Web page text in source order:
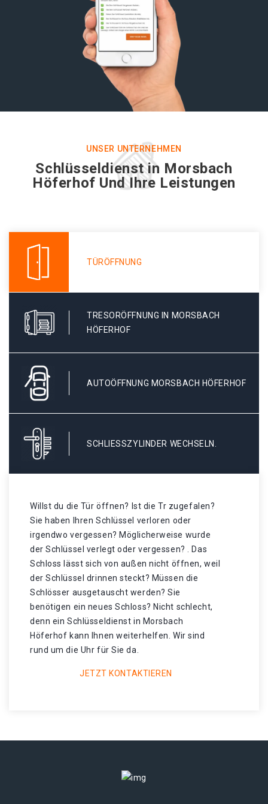
UNSER UNTERNEHMEN
Schlüsseldienst in Morsbach
Höferhof Und Ihre Leistungen
TÜRÖFFNUNG
TRESORÖFFNUNG IN MORSBACH
HÖFERHOF
AUTOÖFFNUNG MORSBACH HÖFERHOF
SCHLIESSZYLINDER WECHSELN.
Willst du die Tür öffnen? Ist die Tr zugefalen?
Sie haben Ihren Schlüssel verloren oder
irgendwo vergessen? Möglicherweise wurde
der Schlüssel verlegt oder vergessen? . Das
Schloss lässt sich von außen nicht öffnen, weil
der Schlüssel drinnen steckt? Müssen die
Schlösser ausgetauscht werden? Sie
benötigen ein neues Schloss? Nicht schlecht,
denn ein Schlüsseldienst in Morsbach
Höferhof kann Ihnen weiterhelfen. Wir sind
rund um die Uhr für Sie da.
JETZT KONTAKTIEREN